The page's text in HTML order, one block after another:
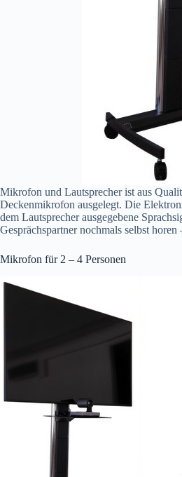
Mikrofon und Lautsprecher ist aus
Deckenmikrofon ausgelegt. Die
dem Lautsprecher ausgegebene
Gesprächspartner nochmals selbst
Mikrofon für 2 – 4 Personen